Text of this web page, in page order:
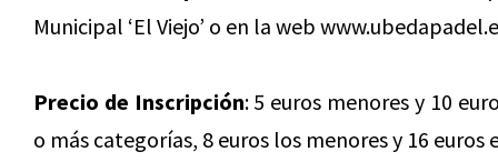
Municipal ‘El Viejo’ o en la web
Precio de Inscripción: 5 euros menores y 10
o más categorías, 8 euros los menores y 16 euros